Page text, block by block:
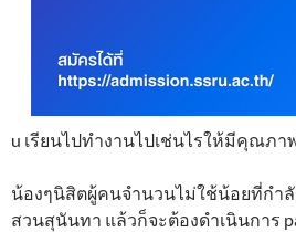
u เรียนไปทำงานไปเช่นไรให้มีคุณภา
น้องๆนิสิตผู้คนจำนวนไม่ใช้น้อยที่กำ
สวนสุนันทา แล้วก็จะต้องดำเนินการ